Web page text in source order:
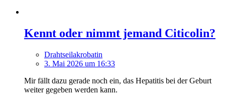
Kennt oder nimmt jemand Citicolin?
Drahtseilakrobatin
3. Mai 2026 um 16:33
Mir fällt dazu gerade noch ein, das Hepatitis bei der Geburt
weiter gegeben werden kann.